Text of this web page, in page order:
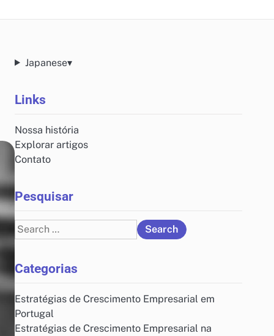
Japanese▾
Links
Nossa história
Explorar artigos
Contato
Pesquisar
Search
for:
Categorias
Estratégias de Crescimento Empresarial em
Portugal
Estratégias de Crescimento Empresarial na